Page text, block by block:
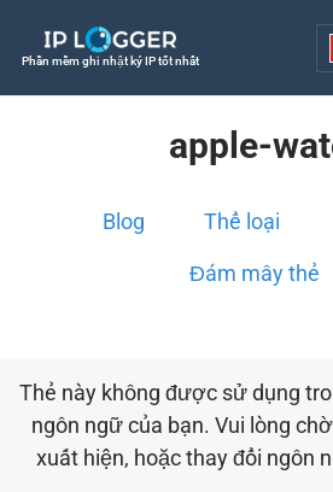
Phần mềm ghi nhật ký IP tốt nhất
apple-
Blog Thể loại
Đám mây thẻ